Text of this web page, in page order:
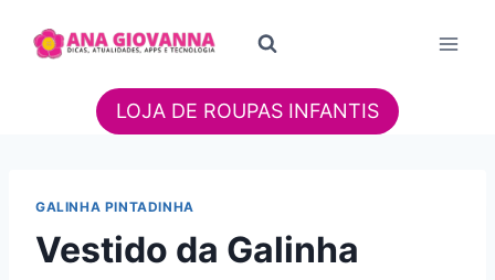
para
LOJA DE ROUPAS INFANTIS
GALINHA PINTADINHA
Vestido da Galinha